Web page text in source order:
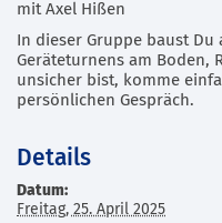
mit Axel Hißen
In dieser Gruppe baust
Geräteturnens am Boden,
unsicher bist, komme
persönlichen Gespräch.
Details
Datum:
Freitag, 25. April 2025